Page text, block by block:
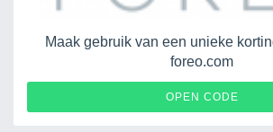
Maak gebruik van een unieke
foreo.com
OPEN CODE